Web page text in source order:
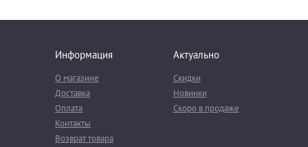
Информация
О магазине
Доставка
Оплата
Контакты
Возврат товара
Актуально
Скидки
Новинки
Скоро в продаже